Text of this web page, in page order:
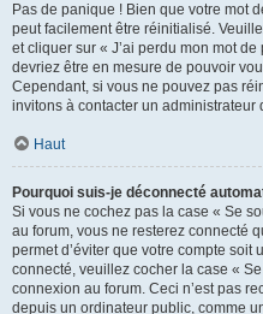
Pas de panique ! Bien que votre mot
peut facilement être réinitialisé.
et cliquer sur « J’ai perdu mon mot
devriez être en mesure de pouvoir
Cependant, si vous ne pouvez pas
invitons à contacter un administrateur
Haut
Pourquoi suis-je déconnecté
Si vous ne cochez pas la case « Se
au forum, vous ne resterez connecté
permet d’éviter que votre compte soit
connecté, veuillez cocher la case «
connexion au forum. Ceci n’est pas
depuis un ordinateur public, comme